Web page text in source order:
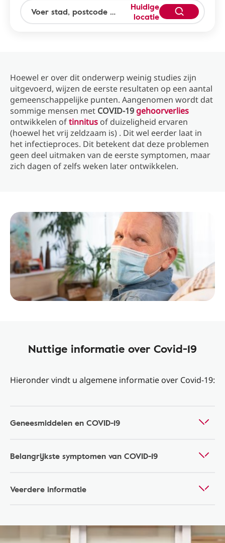
Huidige
locatie
Hoewel er over dit onderwerp weinig studies zijn
uitgevoerd, wijzen de eerste resultaten op een aantal
gemeenschappelijke punten. Aangenomen wordt dat
sommige mensen met COVID-19gehoorverlies
ontwikkelen oftinnitus of duizeligheid ervaren
(hoewel het vrij zeldzaam is) . Dit wel eerder laat in
het infectieproces. Dit betekent dat deze problemen
geen deel uitmaken van de eerste symptomen, maar
zich dagen of zelfs weken later ontwikkelen.
Nuttige informatie over Covid-19
Hieronder vindt u algemene informatie over Covid-19:
Geneesmiddelen en COVID-19
Belangrijkste symptomen van COVID-19
Veerdere informatie